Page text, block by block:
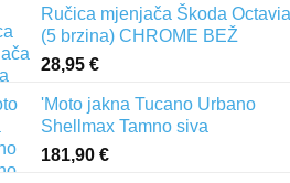
Ručica mjenjača Škoda Octavia
(5 brzina) CHROME BEŽ
28,95 €
'Moto jakna Tucano Urbano
Shellmax Tamno siva
181,90 €